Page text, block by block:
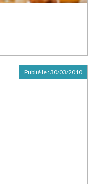
Publié le :30/03/2010